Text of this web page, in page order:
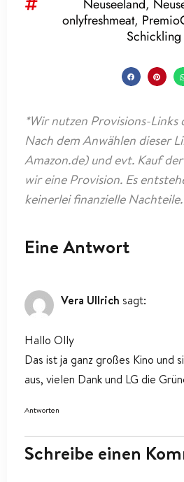
Neuseeland,
onlyfreshmeat,
*Wir nutzen Provisions-
Nach dem Anwählen dieser
Amazon.de) und evt. Kauf
wir eine Provision. Es
keinerlei finanzielle Nachteile.
Eine Antwort
Vera Ullrich sagt:
Hallo Olly
Das ist ja ganz großes Kino und
aus, vielen Dank und LG die
Antworten
Schreibe einen